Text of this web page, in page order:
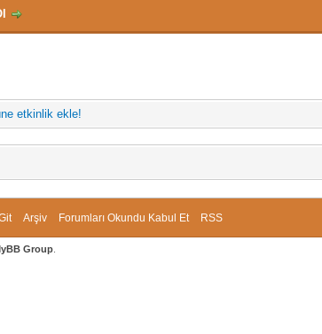
etkinlik ekle!
Arşiv Forumları Okundu Kabul Et RSS
Group.